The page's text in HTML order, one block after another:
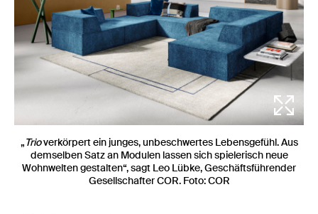
„Trioverkörpert ein junges, unbeschwertes Lebensgefühl. Aus
demselben Satz an Modulen lassen sich spielerisch neue
Wohnwelten gestalten“, sagt Leo Lübke, Geschäftsführender
Gesellschafter COR. Foto: COR